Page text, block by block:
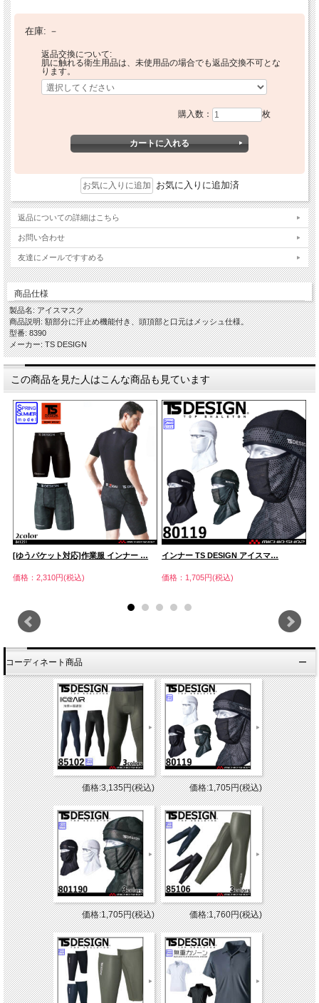
在庫: －
返品交換について:
肌に触れる衛生用品は、未使用品の場合でも返品交換不可とな
ります。
購入数： 枚
お気に入りに追加済
返品についての詳細はこちら
お問い合わせ
友達にメールですすめる
商品仕様
製品名: アイスマスク
商品説明: 額部分に汗止め機能付き、頭頂部と口元はメッシュ仕様。
型番: 8390
メーカー: TS DESIGN
この商品を見た人はこんな商品も見ています
[ゆうパケット対応]作業服 インナー …
価格：2,310円(税込)
インナー TS DESIGN アイスマ…
価格：1,705円(税込)
コーディネート商品
価格:3,135円(税込) 価格:1,705円(税込)
価格:1,705円(税込) 価格:1,760円(税込)